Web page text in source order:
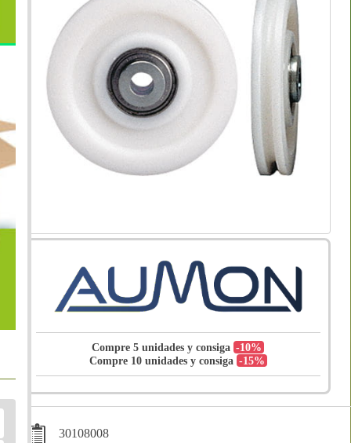
Compre 5 unidades y consiga-10%
Compre 10 unidades y consiga -15%
30108008